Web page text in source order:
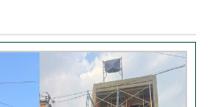
Thương
Khách hàng đánh giá dịch vụ
xây dựng của TLT